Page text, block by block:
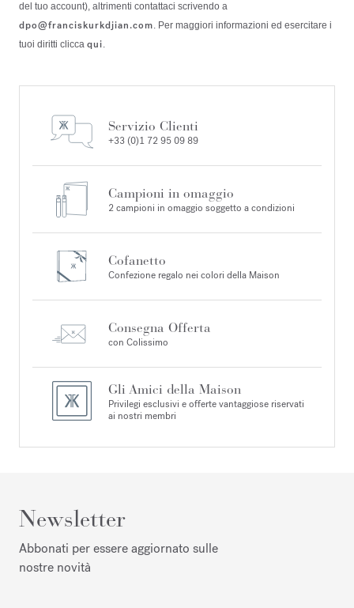
del tuo account), altrimenti contattaci scrivendo a
dpo@franciskurkdjian.com. Per maggiori informazioni ed esercitare i
tuoi diritti clicca qui.
Servizio Clienti
+33 (0)1 72 95 09 89
Campioni in omaggio
2 campioni in omaggio soggetto a condizioni
Cofanetto
Confezione regalo nei colori della Maison
Consegna Offerta
con Colissimo
Gli Amici della Maison
Privilegi esclusivi e offerte vantaggiose riservati
ai nostri membri
Newsletter
Abbonati per essere aggiornato sulle
nostre novità